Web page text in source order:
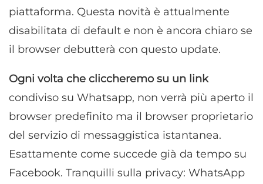
piattaforma. Questa novità è attualmente
disabilitata di default e non è ancora chiaro se
il browser debutterà con questo update.
Ogni volta che cliccheremo su un link
condiviso su Whatsapp, non verrà più aperto il
browser predefinito ma il browser proprietario
del servizio di messaggistica istantanea.
Esattamente come succede già da tempo su
Facebook. Tranquilli sulla privacy: WhatsApp